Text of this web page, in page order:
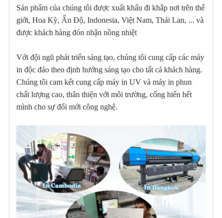
Sản phẩm của chúng tôi được xuất khẩu đi khắp nơi trên thế
giới, Hoa Kỳ, Ấn Độ, Indonesia, Việt Nam, Thái Lan, ... và
được khách hàng đón nhận nồng nhiệt
Với đội ngũ phát triển sáng tạo, chúng tôi cung cấp các máy
in độc đáo theo định hướng sáng tạo cho tất cả khách hàng.
Chúng tôi cam kết cung cấp máy in UV và máy in phun
chất lượng cao, thân thiện với môi trường, cống hiến hết
mình cho sự đổi mới công nghệ.